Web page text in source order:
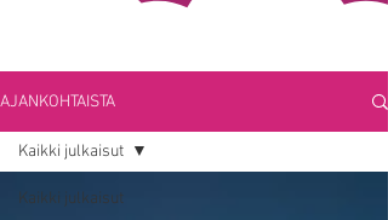
AJANKOHTAISTA
Kaikki julkaisut
Kaikki julkaisut